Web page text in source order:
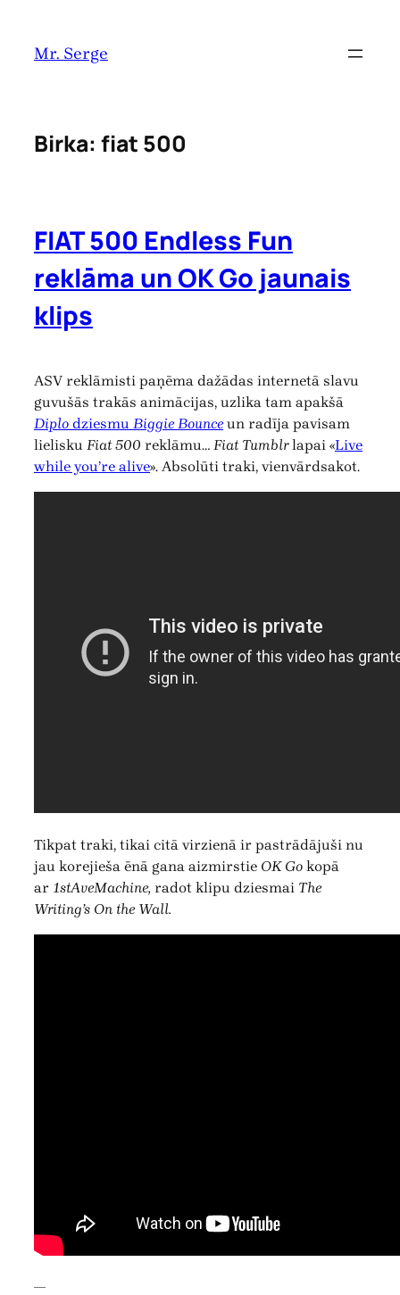
saturu
Mr. Serge
Birka: fiat 500
FIAT 500 Endless Fun
reklāma un OK Go jaunais
klips
ASV reklāmisti paņēma dažādas internetā slavu
guvušās trakās animācijas, uzlika tam apakšā
Diplo dziesmu Biggie Bounceun radīja pavisam
lielisku Fiat 500 reklāmu… Fiat Tumblrlapai «Live
while you’re alive». Absolūti traki, vienvārdsakot.
Tikpat traki, tikai citā virzienā ir pastrādājuši nu
jau korejieša ēnā gana aizmirstie OK Go kopā
ar 1stAveMachine, radot klipu dziesmai The
Writing’s On the Wall.
—